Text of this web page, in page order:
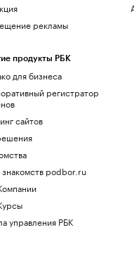
рекламы
продукты РБК
для бизнеса
регистратор
сайтов
podbor.ru
управления РБК